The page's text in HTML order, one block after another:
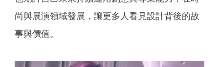
尚與展演領域發展，讓更多人看見設計背後的故
事與價值。